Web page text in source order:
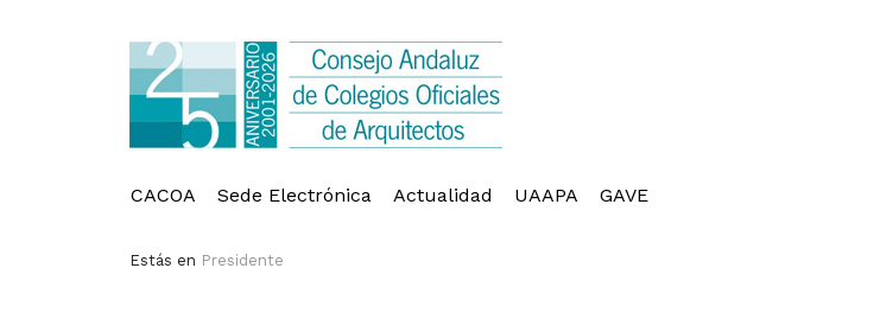
CACOA Sede Electrónica Actualidad UAAPA GAVE
Estás en Presidente